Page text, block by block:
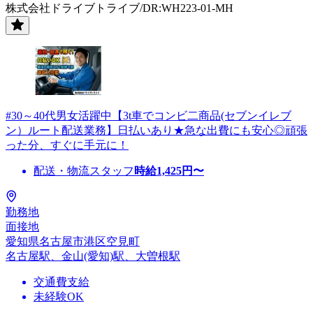
株式会社ドライブトライブ/DR:WH223-01-MH
#30～40代男女活躍中【3t車でコンビ二商品(セブンイレブ
ン）ルート配送業務】日払いあり★急な出費にも安心◎頑張
った分、すぐに手元に！
配送・物流スタッフ 時給1,425円〜
勤務地
面接地
愛知県名古屋市港区空見町
名古屋駅、金山(愛知)駅、大曽根駅
交通費支給
未経験OK